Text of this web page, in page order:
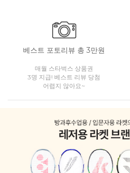
베스트 포토리뷰 총 3만원
매월 스타벅스 상품권
3명 지급! 베스트 리뷰 당첨
어렵지 않아요~